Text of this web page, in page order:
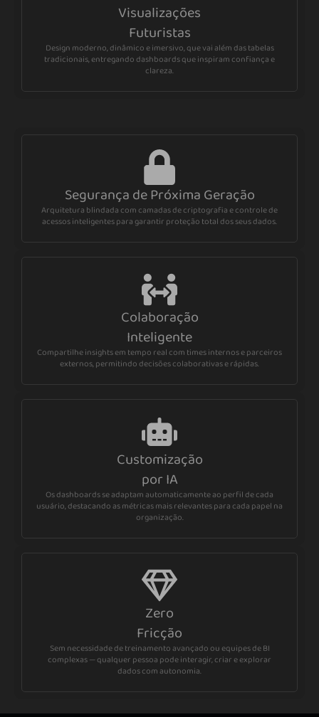
Visualizações
Futuristas
Design moderno, dinâmico e imersivo, que vai além das tabelas
tradicionais, entregando dashboards que inspiram confiança e
clareza.
Segurança de Próxima Geração
Arquitetura blindada com camadas de criptografia e controle de
acessos inteligentes para garantir proteção total dos seus dados.
Colaboração
Inteligente
Compartilhe insights em tempo real com times internos e parceiros
externos, permitindo decisões colaborativas e rápidas.
Customização
por IA
Os dashboards se adaptam automaticamente ao perfil de cada
usuário, destacando as métricas mais relevantes para cada papel na
organização.
Zero
Fricção
Sem necessidade de treinamento avançado ou equipes de BI
complexas — qualquer pessoa pode interagir, criar e explorar
dados com autonomia.